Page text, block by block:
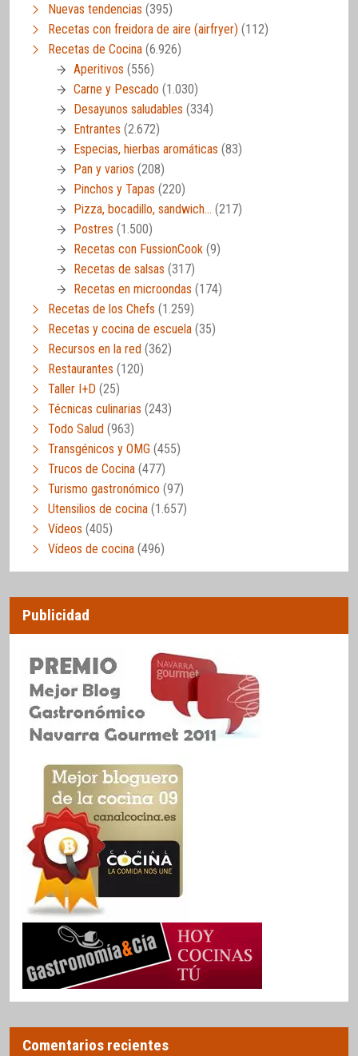
Nuevas tendencias (395)
Recetas con freidora de aire (airfryer) (112)
Recetas de Cocina (6.926)
Aperitivos (556)
Carne y Pescado (1.030)
Desayunos saludables (334)
Entrantes (2.672)
Especias, hierbas aromáticas (83)
Pan y varios (208)
Pinchos y Tapas (220)
Pizza, bocadillo, sandwich… (217)
Postres (1.500)
Recetas con FussionCook (9)
Recetas de salsas (317)
Recetas en microondas (174)
Recetas de los Chefs (1.259)
Recetas y cocina de escuela (35)
Recursos en la red (362)
Restaurantes (120)
Taller I+D (25)
Técnicas culinarias (243)
Todo Salud (963)
Transgénicos y OMG (455)
Trucos de Cocina (477)
Turismo gastronómico (97)
Utensilios de cocina (1.657)
Vídeos (405)
Vídeos de cocina (496)
Publicidad
Comentarios recientes